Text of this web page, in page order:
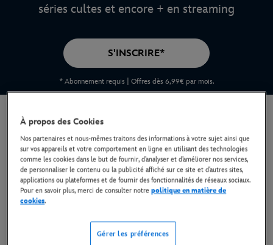
séries cultes et encore + en streaming
S'INSCRIRE*
* Abonnement requis | Offres dès 6,99€ par mois.
Tout ce qu'il faut savoir à
propos de Disney+
Disney+ réunit les meilleures histoires des
National Geographic, Hulu et bien + dans une
À propos des Cookies
Nos partenaires et nous-mêmes traitons des informations à votre sujet ainsi que
sur vos appareils et votre comportement en ligne en utilisant des technologies
comme les cookies dans le but de fournir, d’analyser et d’améliorer nos services,
de personnaliser le contenu ou la publicité affiché sur ce site et d’autres sites,
applications ou plateformes et de fournir des fonctionnalités de réseaux sociaux.
Pour en savoir plus, merci de consulter notrepolitique en matière de
cookies.
Gérer les préférences